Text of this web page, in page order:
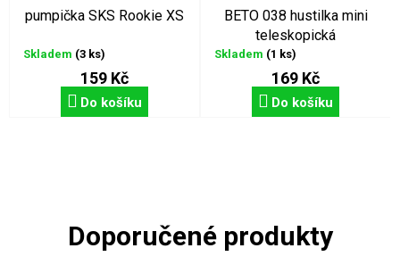
pumpička SKS Rookie XS
Skladem (3 ks)
159 Kč
Do košíku
BETO 038 hustilka mini
teleskopická
Skladem (1 ks)
169 Kč
Do košíku